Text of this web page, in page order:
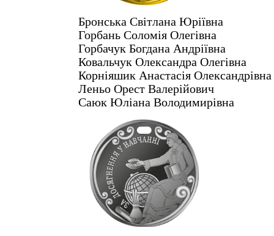
Бронська Світлана Юріївна
Горбань Соломія Олегівна
Горбачук Богдана Андріївна
Ковальчук Олександра Олегівна
Корніяшик Анастасія Олександрівна
Леньо Орест Валерійович
Саюк Юліана Володимирівна